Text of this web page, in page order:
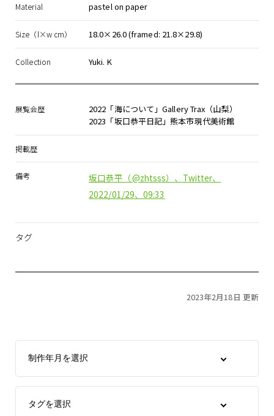
Material pastel on paper
Size（l×w cm） 18.0×26.0 (framed: 21.8×29.8)
Collection Yuki. K
展覧会歴
2022「海について」Gallery Trax（山梨）
2023「坂口恭平日記」熊本市現代美術館
掲載歴
備考
坂口恭平（@zhtsss）、Twitter、
2022/01/29、09:33
タグ
2023年2月18日 更新